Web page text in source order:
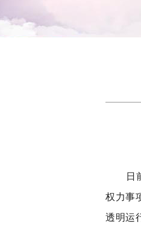
日
权力事
透明运